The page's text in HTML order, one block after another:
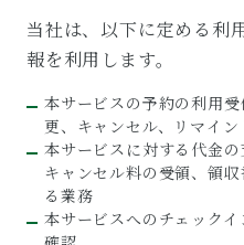
当社は、以下に定める利
報を利用します。
本サービスの予約の利用
更、キャンセル、リマイン
本サービスに対する代金の
キャンセル料の受領、領
る業務
本サービスへのチェック